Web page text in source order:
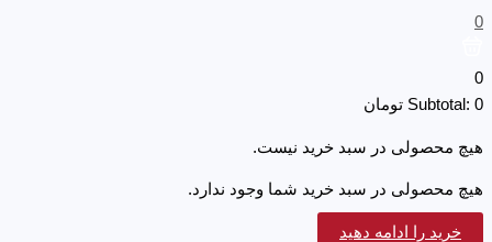
0
0
Subtotal: 0 تومان
هیچ محصولی در سبد خرید نیست.
هیچ محصولی در سبد خرید شما وجود ندارد.
خرید را ادامه دهید